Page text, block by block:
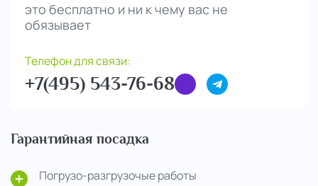
это бесплатно и ни к чему вас не
обязывает
Телефон для связи:
+7(495) 543-76-68
Гарантийная посадка
Погрузо-разгрузочые работы